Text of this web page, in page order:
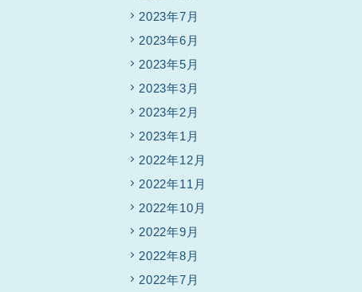
2023年7月
2023年6月
2023年5月
2023年3月
2023年2月
2023年1月
2022年12月
2022年11月
2022年10月
2022年9月
2022年8月
2022年7月